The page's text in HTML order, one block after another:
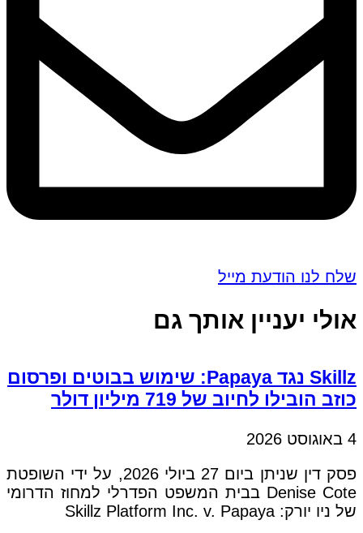
שלח לנו הודעת מייל
אולי יעניין אותך גם
Skillz נגד Papaya: שימוש בבוטים ופרסום
כוזב הובילו לחיוב של 719 מיליון דולר
4 באוגוסט 2026
פסק דין שניתן ביום 27 ביולי 2026, על ידי השופטת
Denise Cote בבית המשפט הפדרלי למחוז הדרומי
של ניו יורק: Skillz Platform Inc. v. Papaya